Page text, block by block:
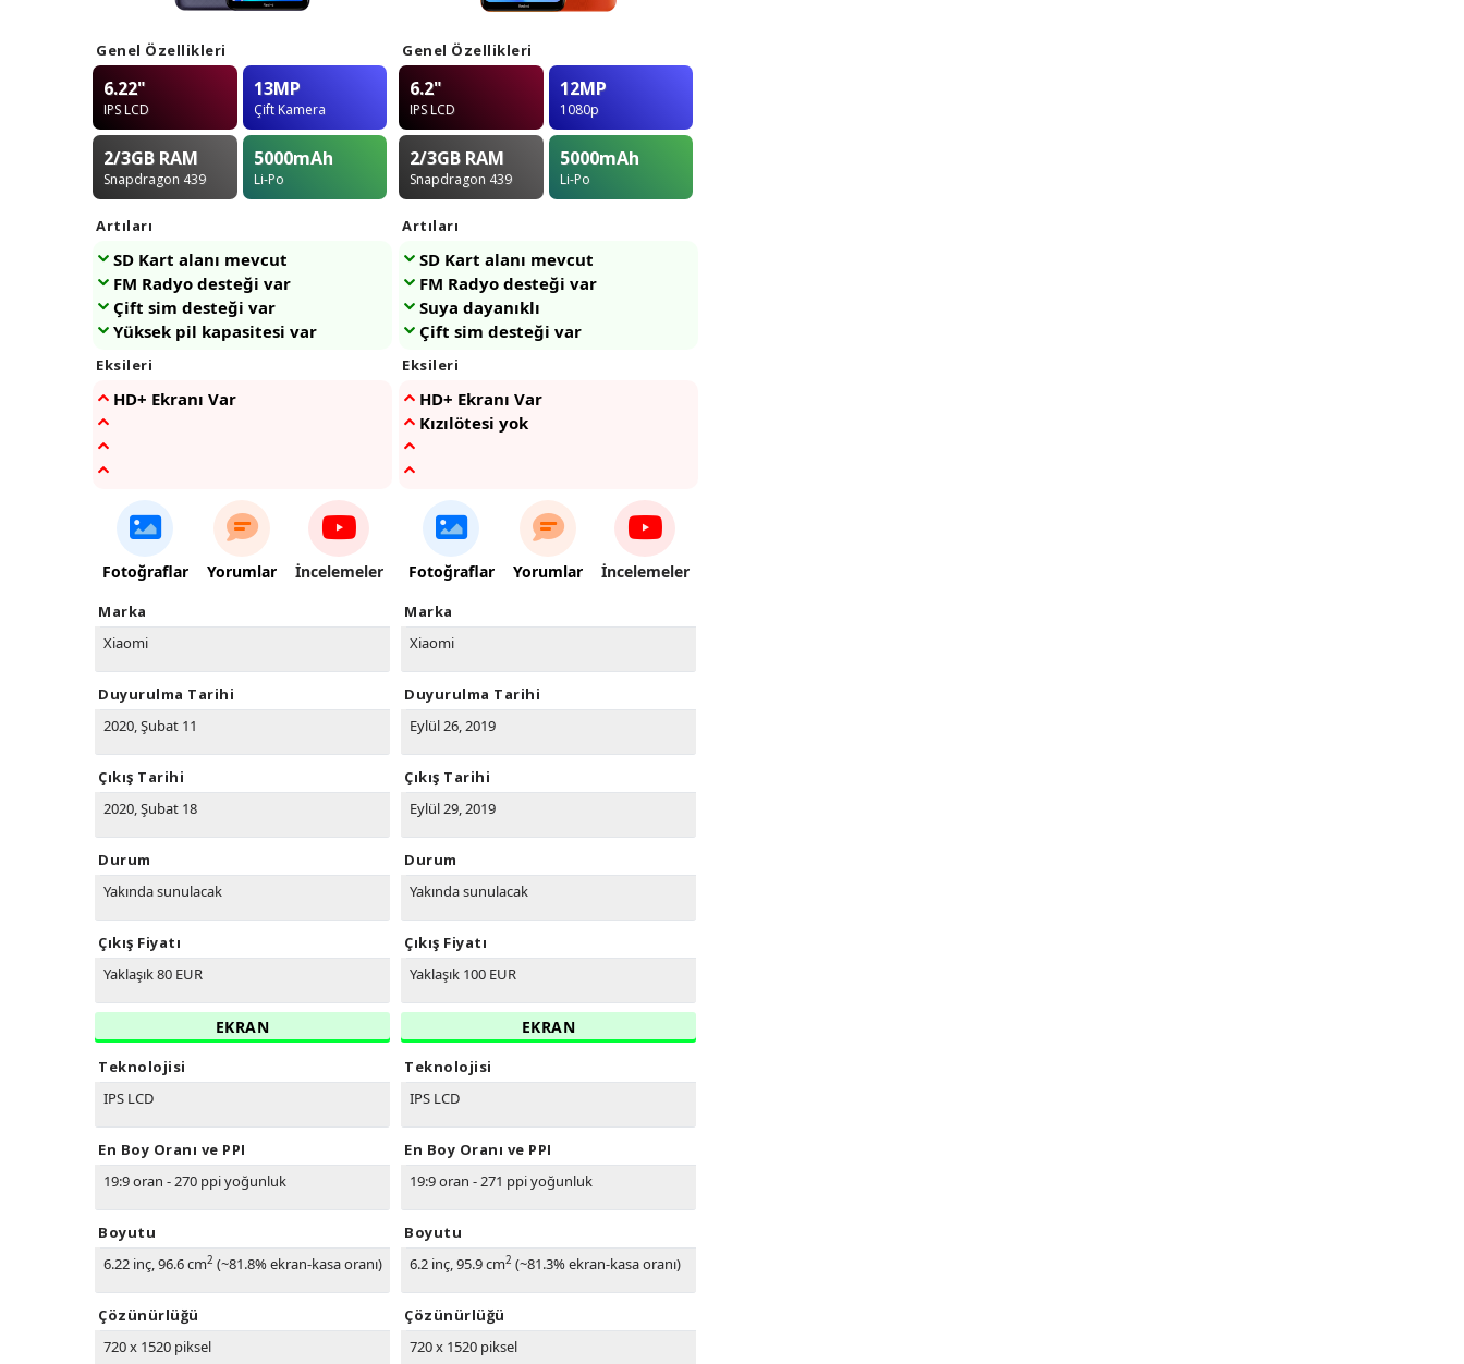
Genel Özellikleri
6.22"
IPS LCD
13MP
Çift Kamera
2/3GB RAM
Snapdragon 439
5000mAh
Li-Po
Artıları
SD Kart alanı mevcut
FM Radyo desteği var
Çift sim desteği var
Yüksek pil kapasitesi var
Eksileri
HD+ Ekranı Var
Fotoğraflar Yorumlar İncelemeler
Marka
Xiaomi
Duyurulma Tarihi
2020, Şubat 11
Çıkış Tarihi
2020, Şubat 18
Durum
Yakında sunulacak
Çıkış Fiyatı
Yaklaşık 80 EUR
EKRAN
Teknolojisi
IPS LCD
En Boy Oranı ve PPI
19:9 oran - 270 ppi yoğunluk
Boyutu
6.22 inç, 96.6 cm2 (~81.8% ekran-kasa oranı)
Çözünürlüğü
720 x 1520 piksel
Genel Özellikleri
6.2"
IPS LCD
12MP
1080p
2/3GB RAM
Snapdragon 439
5000mAh
Li-Po
Artıları
SD Kart alanı mevcut
FM Radyo desteği var
Suya dayanıklı
Çift sim desteği var
Eksileri
HD+ Ekranı Var
Kızılötesi yok
Fotoğraflar Yorumlar İncelemeler
Marka
Xiaomi
Duyurulma Tarihi
Eylül 26, 2019
Çıkış Tarihi
Eylül 29, 2019
Durum
Yakında sunulacak
Çıkış Fiyatı
Yaklaşık 100 EUR
EKRAN
Teknolojisi
IPS LCD
En Boy Oranı ve PPI
19:9 oran - 271 ppi yoğunluk
Boyutu
6.2 inç, 95.9 cm2 (~81.3% ekran-kasa oranı)
Çözünürlüğü
720 x 1520 piksel